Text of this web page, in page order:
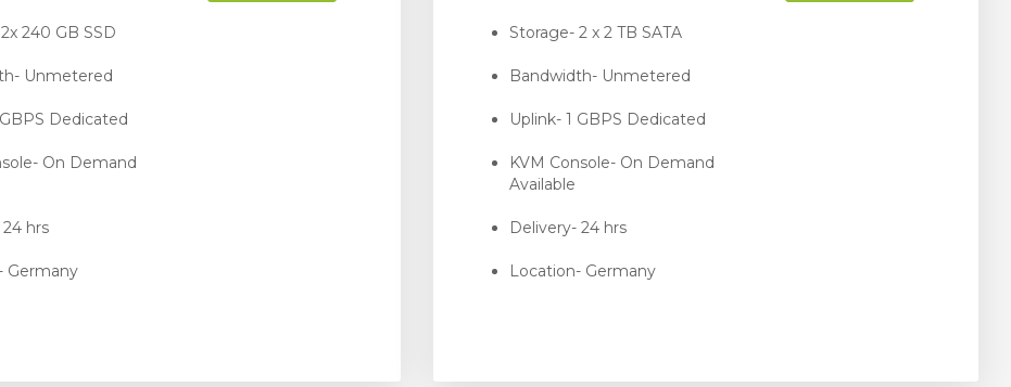
240 GB SSD
Unmetered
Dedicated
On Demand
hrs
Germany
Storage- 2 x 2 TB SATA
Bandwidth- Unmetered
Uplink- 1 GBPS Dedicated
KVM Console- On Demand
Available
Delivery- 24 hrs
Location- Germany